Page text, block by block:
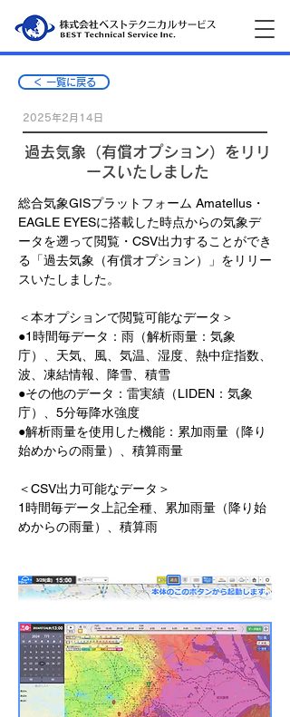
＜ 一覧に戻る
2025年2月14日
過去気象（有償オプション）をリリ
ースいたしました
総合気象GISプラットフォーム Amatellus・
EAGLE EYESに搭載した時点からの気象デ
ータを遡って閲覧・CSV出力することができ
る「過去気象（有償オプション）」をリリー
スいたしました。
＜本オプションで閲覧可能なデータ＞
●1時間毎データ：雨（解析雨量：気象
庁）、天気、風、気温、湿度、熱中症指数、
波、凍結情報、降雪、積雪
●その他のデータ：雷実績（LIDEN：気象
庁）、5分毎降水強度
●解析雨量を使用した機能：累加雨量（降り
始めからの雨量）、積算雨量
＜CSV出力可能なデータ＞
1時間毎データ上記全種、累加雨量（降り始
めからの雨量）、積算雨